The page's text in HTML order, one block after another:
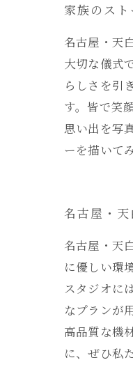
家族のス
名古屋・天
大切な儀式
らしさを引
す。皆で笑
思い出を写
ーを描いて
名古屋・
名古屋・天
に優しい環
スタジオに
なプランが
高品質な機
に、ぜひ私